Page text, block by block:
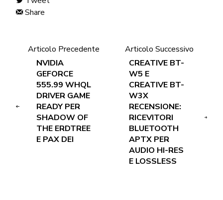
Share
Articolo Precedente
NVIDIA
GEFORCE
555.99 WHQL
DRIVER GAME
READY PER
SHADOW OF
THE ERDTREE
E PAX DEI
Articolo Successivo
CREATIVE BT-
W5 E
CREATIVE BT-
W3X
RECENSIONE:
RICEVITORI
BLUETOOTH
APTX PER
AUDIO HI-RES
E LOSSLESS